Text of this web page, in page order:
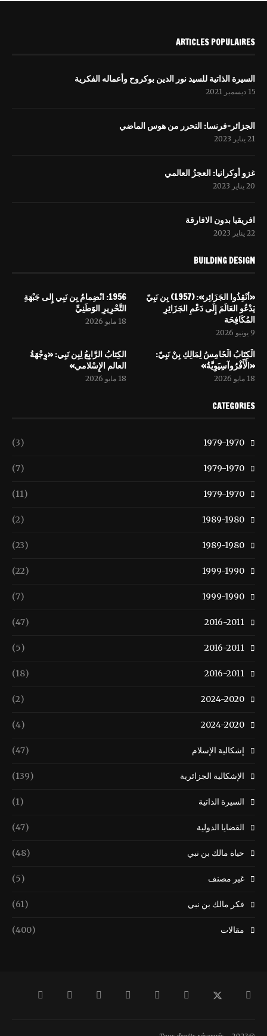
ARTICLES POPULAIRES
السيرة الذاتية للسيد نور الدين بوكروح وأعماله الفكرية
15 ديسمبر 2021
الجزائر-فرنسا: التحرر من هوس الماضي
21 يناير 2023
غزو أوكرانيا: العجزُ العالمي
20 يناير 2023
افریقيا بدون الافارقة
22 يناير 2023
BUILDING DESIGN
«أَنْقِذُوا الجَزَائِر»: (1957) بِن نَبِيّ
يَدْعُو العَالَمَ إِلَى دَعْمِ الجَزَائِرِ
المُكَافِحَة
9 يونيو 2026
1956: انْضِمامُ بِن نَبِي إِلى جَبْهَةِ
التَّحْرِيرِ الوَطَنِيِّ
18 مايو 2026
الْكِتَابُ الْخَامِسُ لِمَالِكِ بِنْ نَبِيّ:
«الْأَفْرُوآسِيَوِيَّةُ»
18 مايو 2026
الكِتابُ الرَّابِعُ لِبِن نَبِي: «وِجْهَةُ
العالم الإِسْلامي»
18 مايو 2026
CATEGORIES
1979-1970
(3)
1979-1970
(7)
1979-1970
(11)
1989-1980
(2)
1989-1980
(23)
1999-1990
(22)
1999-1990
(7)
2016-2011
(47)
2016-2011
(5)
2016-2011
(18)
2024-2020
(2)
2024-2020
(4)
إشكالية الإسلام (47)
الإشكالية الجزائرية (139)
السيرة الذاتية (1)
القضايا الدولية (47)
حياة مالك بن نبي (48)
غير مصنف (5)
فكر مالك بن نبي (61)
مقالات (400)